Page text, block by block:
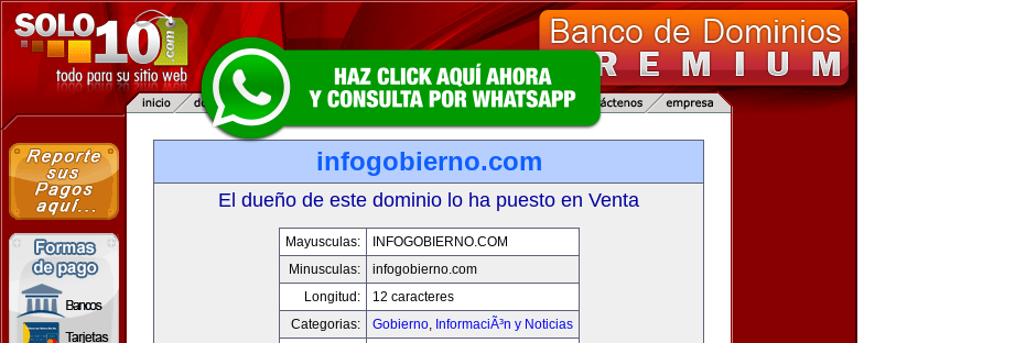
infogobierno.com
El dueño de este dominio lo ha puesto en Venta
Mayusculas:
INFOGOBIERNO.COM
Minusculas:
infogobierno.com
Longitud:
12 caracteres
Categorias:
Gobierno, InformaciÃ³n y Noticias